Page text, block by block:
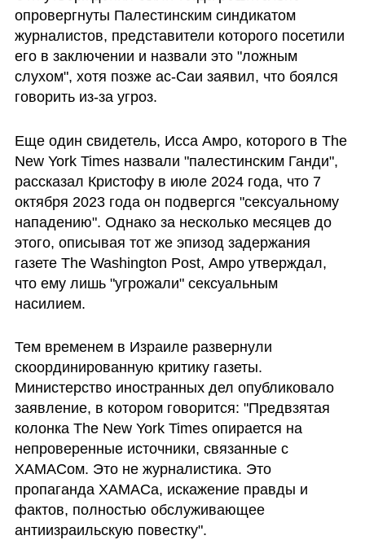
опровергнуты Палестинским синдикатом
журналистов, представители которого посетили
его в заключении и назвали это "ложным
слухом", хотя позже ас-Саи заявил, что боялся
говорить из-за угроз.
Еще один свидетель, Исса Амро, которого в The
New York Times назвали "палестинским Ганди",
рассказал Кристофу в июле 2024 года, что 7
октября 2023 года он подвергся "сексуальному
нападению". Однако за несколько месяцев до
этого, описывая тот же эпизод задержания
газете The Washington Post, Амро утверждал,
что ему лишь "угрожали" сексуальным
насилием.
Тем временем в Израиле развернули
скоординированную критику газеты.
Министерство иностранных дел опубликовало
заявление, в котором говорится: "Предвзятая
колонка The New York Times опирается на
непроверенные источники, связанные с
ХАМАСом. Это не журналистика. Это
пропаганда ХАМАСа, искажение правды и
фактов, полностью обслуживающее
антиизраильскую повестку".